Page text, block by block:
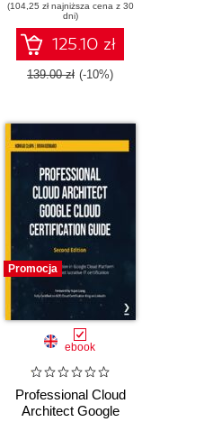
implement,
manage, and
secure a network
architecture in
Google Cloud
(104,25 zł najniższa cena z 30
dni)
125.10 zł
139.00 zł (-10%)
Promocja
ebook
Professional Cloud
Architect Google